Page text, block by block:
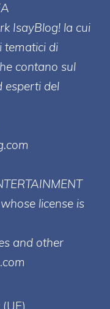
IsayBlog! la cui
tematici di
contano sul
esperti del
license is
and other